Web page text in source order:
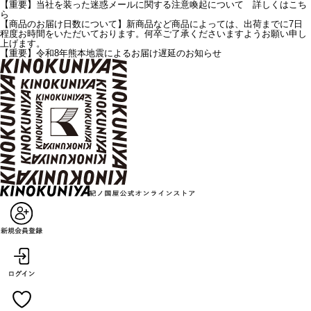
【重要】当社を装った迷惑メールに関する注意喚起について 詳しくはこち
ら
【商品のお届け日数について】新商品など商品によっては、出荷までに7日
程度お時間をいただいております。何卒ご了承くださいますようお願い申し
上げます。
【重要】令和8年熊本地震によるお届け遅延のお知らせ